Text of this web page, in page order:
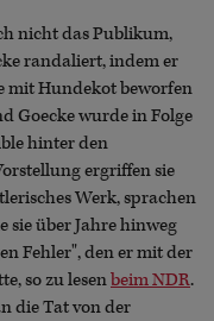
nicht das Publikum,
randaliert, indem er
mit Hundekot beworfen
Goecke wurde in Folge
hinter den
ergriffen sie
Werk, sprachen
sie über Jahre hinweg
Fehler", den er mit der
so zu lesenbeim NDR.
die Tat von der